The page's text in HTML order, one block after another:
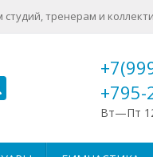
студий, тренерам и
+795-
Вт—Пт